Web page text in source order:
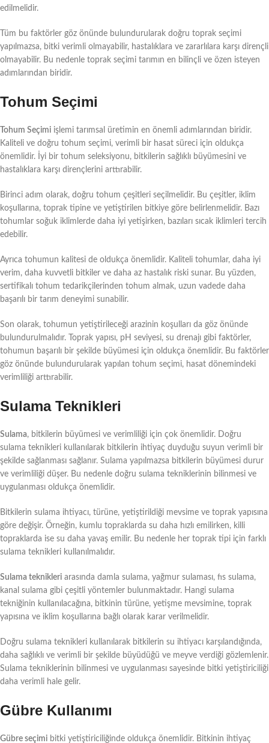
edilmelidir.
Tüm bu faktörler göz önünde bulundurularak doğru toprak seçimi
yapılmazsa, bitki verimli olmayabilir, hastalıklara ve zararlılara karşı dirençli
olmayabilir. Bu nedenle toprak seçimi tarımın en bilinçli ve özen isteyen
adımlarından biridir.
Tohum Seçimi
Tohum Seçimi işlemi tarımsal üretimin en önemli adımlarından biridir.
Kaliteli ve doğru tohum seçimi, verimli bir hasat süreci için oldukça
önemlidir. İyi bir tohum seleksiyonu, bitkilerin sağlıklı büyümesini ve
hastalıklara karşı dirençlerini arttırabilir.
Birinci adım olarak, doğru tohum çeşitleri seçilmelidir. Bu çeşitler, iklim
koşullarına, toprak tipine ve yetiştirilen bitkiye göre belirlenmelidir. Bazı
tohumlar soğuk iklimlerde daha iyi yetişirken, bazıları sıcak iklimleri tercih
edebilir.
Ayrıca tohumun kalitesi de oldukça önemlidir. Kaliteli tohumlar, daha iyi
verim, daha kuvvetli bitkiler ve daha az hastalık riski sunar. Bu yüzden,
sertifikalı tohum tedarikçilerinden tohum almak, uzun vadede daha
başarılı bir tarım deneyimi sunabilir.
Son olarak, tohumun yetiştirileceği arazinin koşulları da göz önünde
bulundurulmalıdır. Toprak yapısı, pH seviyesi, su drenajı gibi faktörler,
tohumun başarılı bir şekilde büyümesi için oldukça önemlidir. Bu faktörler
göz önünde bulundurularak yapılan tohum seçimi, hasat dönemindeki
verimliliği arttırabilir.
Sulama Teknikleri
Sulama, bitkilerin büyümesi ve verimliliği için çok önemlidir. Doğru
sulama teknikleri kullanılarak bitkilerin ihtiyaç duyduğu suyun verimli bir
şekilde sağlanması sağlanır. Sulama yapılmazsa bitkilerin büyümesi durur
ve verimliliği düşer. Bu nedenle doğru sulama tekniklerinin bilinmesi ve
uygulanması oldukça önemlidir.
Bitkilerin sulama ihtiyacı, türüne, yetiştirildiği mevsime ve toprak yapısına
göre değişir. Örneğin, kumlu topraklarda su daha hızlı emilirken, killi
topraklarda ise su daha yavaş emilir. Bu nedenle her toprak tipi için farklı
sulama teknikleri kullanılmalıdır.
Sulama teknikleri arasında damla sulama, yağmur sulaması, fıs sulama,
kanal sulama gibi çeşitli yöntemler bulunmaktadır. Hangi sulama
tekniğinin kullanılacağına, bitkinin türüne, yetişme mevsimine, toprak
yapısına ve iklim koşullarına bağlı olarak karar verilmelidir.
Doğru sulama teknikleri kullanılarak bitkilerin su ihtiyacı karşılandığında,
daha sağlıklı ve verimli bir şekilde büyüdüğü ve meyve verdiği gözlemlenir.
Sulama tekniklerinin bilinmesi ve uygulanması sayesinde bitki yetiştiriciliği
daha verimli hale gelir.
Gübre Kullanımı
Gübre seçimi bitki yetiştiriciliğinde oldukça önemlidir. Bitkinin ihtiyaç